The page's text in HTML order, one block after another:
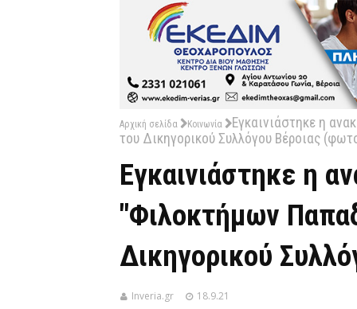
Αρχική σελίδα Κοινωνία
Εγκαινιάστηκε η
του Δικηγορικού Συλλόγου Βέροιας
Εγκαινιάστηκε η
"Φιλοκτήμων
Δικηγορικού
Inveria.gr 18.9.21